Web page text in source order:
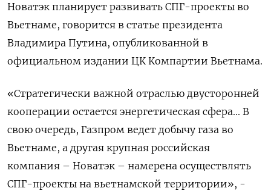
Новатэк планирует развивать СПГ-проекты во
Вьетнаме, говорится в статье президента
Владимира Путина, опубликованной в
официальном издании ЦК Компартии Вьетнама.
«Стратегически важной отраслью двусторонней
кооперации остается энергетическая сфера... В
свою очередь, Газпром ведет добычу газа во
Вьетнаме, а другая крупная российская
компания – Новатэк – намерена осуществлять
СПГ-проекты на вьетнамской территории», -